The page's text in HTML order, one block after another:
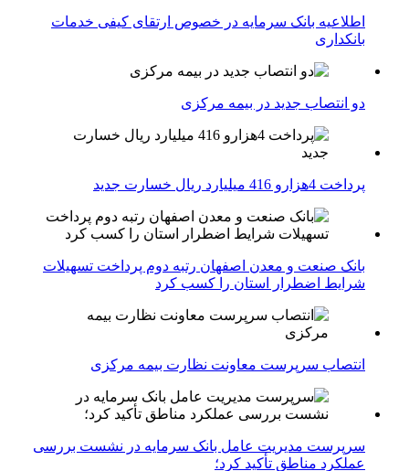
اطلاعیه بانک سرمایه در خصوص ارتقای کیفی خدمات
بانکداری
دو انتصاب جدید در بیمه مركزی
پرداخت 4هزارو 416 میلیارد ریال خسارت جدید
بانک صنعت و معدن اصفهان رتبه دوم پرداخت تسهیلات
شرایط اضطرار استان را کسب کرد
انتصاب سرپرست معاونت نظارت بیمه مرکزی
سرپرست مدیریت عامل بانک سرمایه در نشست بررسی
عملکرد مناطق تأکید کرد؛